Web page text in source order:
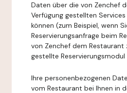
Daten über die von Zenchef
Verfügung gestellten
können (zum Beispiel, wenn
Reservierungsanfrage beim
von Zenchef dem Restaurant
gestellte Reservierungsmodul
Ihre personenbezogenen
vom Restaurant bei Ihnen in